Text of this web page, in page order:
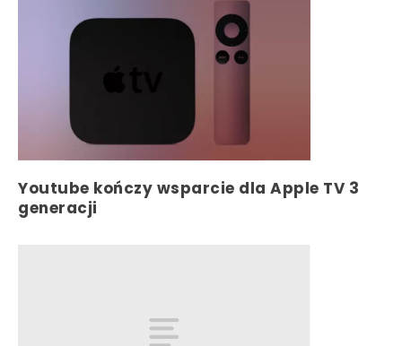
Youtube kończy wsparcie dla Apple TV 3
generacji